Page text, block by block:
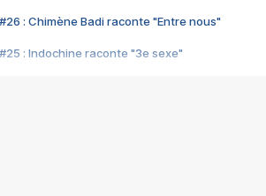
#26 : Chimène Badi raconte "Entre nous"
#25 : Indochine raconte "3e sexe"